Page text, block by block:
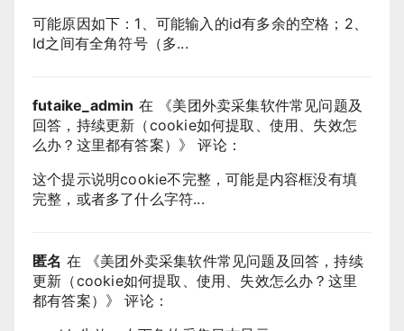
可能原因如下：1、可能输入的id有多余的空格；2、
Id之间有全角符号（多...
futaike_admin 在 《美团外卖采集软件常见问题及
回答，持续更新（cookie如何提取、使用、失效怎
么办？这里都有答案） 》 评论：
这个提示说明cookie不完整，可能是内容框没有填
完整，或者多了什么字符...
匿名 在 《美团外卖采集软件常见问题及回答，持续
更新（cookie如何提取、使用、失效怎么办？这里
都有答案） 》 评论：